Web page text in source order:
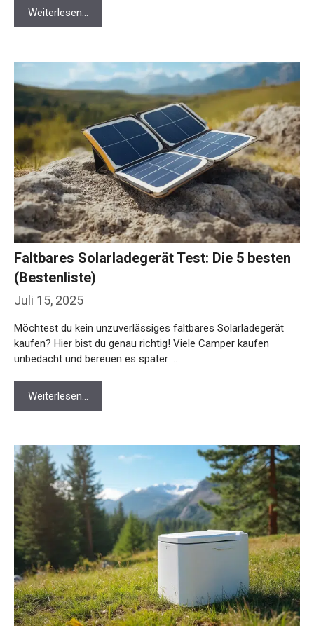
Weiterlesen…
Juli 15, 2025
Faltbares Solarladegerät Test: Die 5 besten
(Bestenliste)
Möchtest du kein unzuverlässiges faltbares Solarladegerät
kaufen? Hier bist du genau richtig! Viele Camper kaufen
unbedacht und bereuen es später …
Weiterlesen…